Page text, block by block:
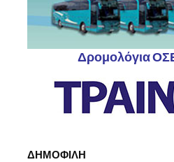
Δρομολόγια
ΔΗΜΟΦΙΛΗ